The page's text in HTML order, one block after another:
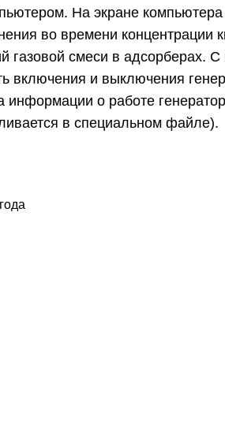
На экране
во времени концентрации
газовой смеси в адсорберах. С
включения и выключения
информации о работе
в специальном файле).